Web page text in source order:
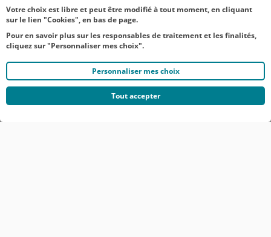
Votre choix est libre et peut être modifié à tout moment, en cliquant
sur le lien "Cookies", en bas de page.
Pour en savoir plus sur les responsables de traitement et les finalités,
cliquez sur "Personnaliser mes choix".
Personnaliser mes choix
Tout accepter